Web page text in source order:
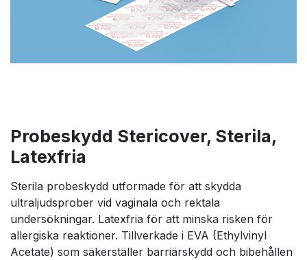
Probeskydd Stericover, Sterila,
Latexfria
Sterila probeskydd utformade för att skydda
ultraljudsprober vid vaginala och rektala
undersökningar. Latexfria för att minska risken för
allergiska reaktioner. Tillverkade i EVA (Ethylvinyl
Acetate) som säkerställer barriärskydd och bibehållen